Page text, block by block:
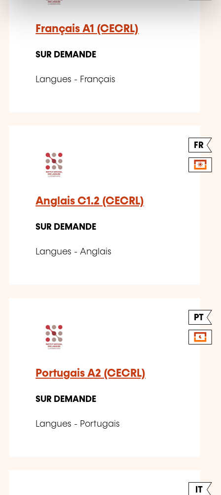
Français A1 (CECRL)
SUR DEMANDE
Langues - Français
FR
Anglais C1.2 (CECRL)
SUR DEMANDE
Langues - Anglais
PT
Portugais A2 (CECRL)
SUR DEMANDE
Langues - Portugais
IT